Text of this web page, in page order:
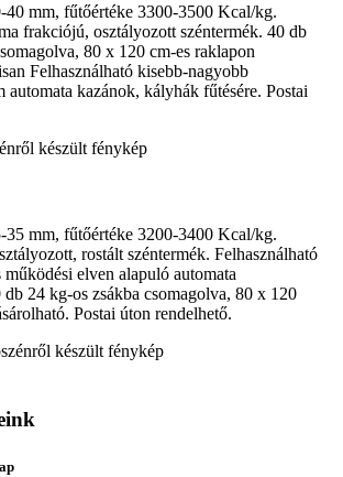
40 mm, fűtőértéke 3300-3500 Kcal/kg.
frakciójú, osztályozott széntermék. 40 db
80 x 120 cm-es raklapon
Felhasználható kisebb-nagyobb
automata kazánok, kályhák fűtésére. Postai
35 mm, fűtőértéke 3200-3400 Kcal/kg.
rostált széntermék. Felhasználható
működési elven alapuló automata
24 kg-os zsákba csomagolva, 80 x 120
Postai úton rendelhető.